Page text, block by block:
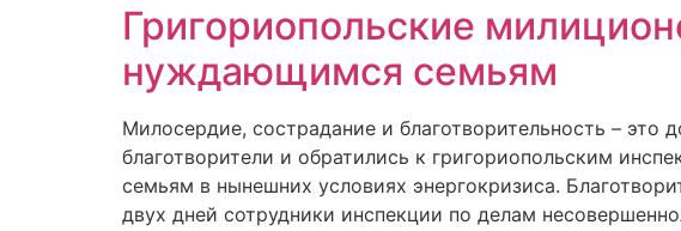
Григориопольские
нуждающимся семьям
Милосердие, сострадание и благотворительность –
благотворители и обратились к григориопольским
семьям в нынешних условиях энергокризиса.
двух дней сотрудники инспекции по делам